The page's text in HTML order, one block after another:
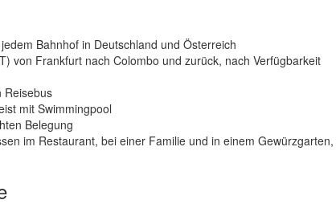
Bahnhof in Deutschland und Österreich
von Frankfurt nach Colombo und zurück, nach Verfügbarkeit
Reisebus
mit Swimmingpool
Belegung
im Restaurant, bei einer Familie und in einem